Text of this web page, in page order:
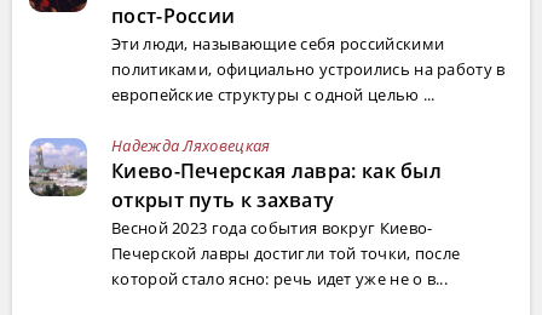
пост-России
Эти люди, называющие себя российскими
политиками, официально устроились на работу в
европейские структуры с одной целью ...
Надежда Ляховецкая
Киево-Печерская лавра: как был
открыт путь к захвату
Весной 2023 года события вокруг Киево-
Печерской лавры достигли той точки, после
которой стало ясно: речь идет уже не о в...